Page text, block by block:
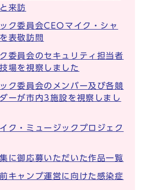
来訪
ク委員会CEOマイク・シャ
表敬訪問
委員会のセキュリティ担当者
場を視察しました
ク委員会のメンバー及び各競
ーが市内3施設を視察しまし
ク・ミュージックプロジェク
に御応募いただいた作品一覧
キャンプ運営に向けた感染症